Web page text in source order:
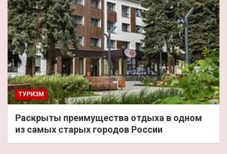
ТУРИЗМ
Раскрыты преимущества отдыха в одном
из самых старых городов России